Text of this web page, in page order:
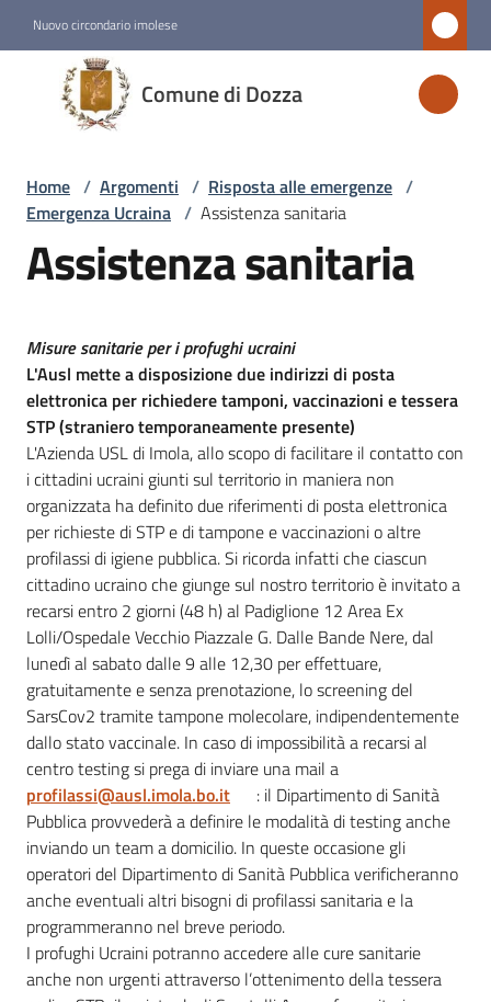
Nuovo circondario imolese
Comune di Dozza
Comune
di
Dozza
Servizi
Vivere
Dozza
Servizi
on-
line
Tutti
gli
argomenti
Menu selezionato
Seguici
su
Home / Argomenti / Risposta alle emergenze /
Emergenza Ucraina / Assistenza sanitaria
Assistenza sanitaria
Misure sanitarie per i profughi ucraini
L'Ausl mette a disposizione due indirizzi di posta
elettronica per richiedere tamponi, vaccinazioni e tessera
STP (straniero temporaneamente presente)
L'Azienda USL di Imola, allo scopo di facilitare il contatto con
i cittadini ucraini giunti sul territorio in maniera non
organizzata ha definito due riferimenti di posta elettronica
per richieste di STP e di tampone e vaccinazioni o altre
profilassi di igiene pubblica. Si ricorda infatti che ciascun
cittadino ucraino che giunge sul nostro territorio è invitato a
recarsi entro 2 giorni (48 h) al Padiglione 12 Area Ex
Lolli/Ospedale Vecchio Piazzale G. Dalle Bande Nere, dal
lunedì al sabato dalle 9 alle 12,30 per effettuare,
gratuitamente e senza prenotazione, lo screening del
SarsCov2 tramite tampone molecolare, indipendentemente
dallo stato vaccinale. In caso di impossibilità a recarsi al
centro testing si prega di inviare una mail a
profilassi@ausl.imola.bo.it
: il Dipartimento di Sanità
Pubblica provvederà a definire le modalità di testing anche
inviando un team a domicilio. In queste occasione gli
operatori del Dipartimento di Sanità Pubblica verificheranno
anche eventuali altri bisogni di profilassi sanitaria e la
programmeranno nel breve periodo.
I profughi Ucraini potranno accedere alle cure sanitarie
anche non urgenti attraverso l’ottenimento della tessera